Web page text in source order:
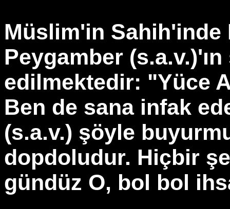
Müslim'in Sahih'inde
Peygamber
edilmektedir: "Yüce
Ben de sana infak
(s.a.v.) şöyle
dopdoludur. Hiçbir
gündüz O, bol bol